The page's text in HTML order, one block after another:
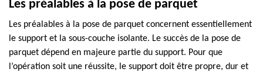
Les préalables à la pose de parquet
Les préalables à la pose de parquet concernent essentiellement
le support et la sous-couche isolante. Le succès de la pose de
parquet dépend en majeure partie du support. Pour que
l’opération soit une réussite, le support doit être propre, dur et